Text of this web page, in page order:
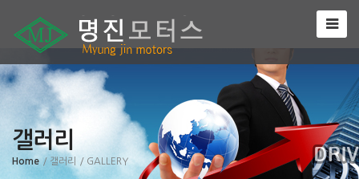
갤러리
Home / 갤러리 / GALLERY
Sketchbook5, 스케치북5